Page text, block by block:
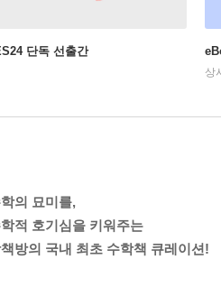
단독 선출간
상
의 묘미를,
적 호기심을 키워주는
방의 국내 최초 수학책 큐레이션!